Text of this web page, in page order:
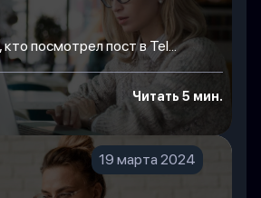
посмотрел пост в Tel...
Читать 5 мин.
19 марта 2024